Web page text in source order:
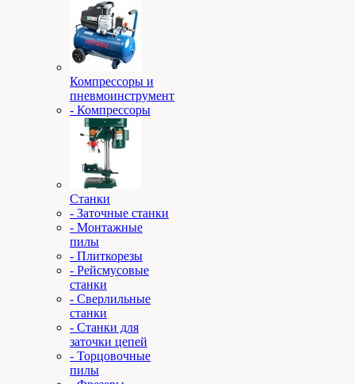
Компрессоры и
пневмоинструмент
- Компрессоры
Станки
- Заточные станки
- Монтажные
пилы
- Плиткорезы
- Рейсмусовые
станки
- Сверлильные
станки
- Станки для
заточки цепей
- Торцовочные
пилы